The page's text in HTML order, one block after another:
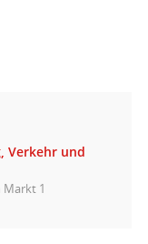
Verkehr und
Markt 1